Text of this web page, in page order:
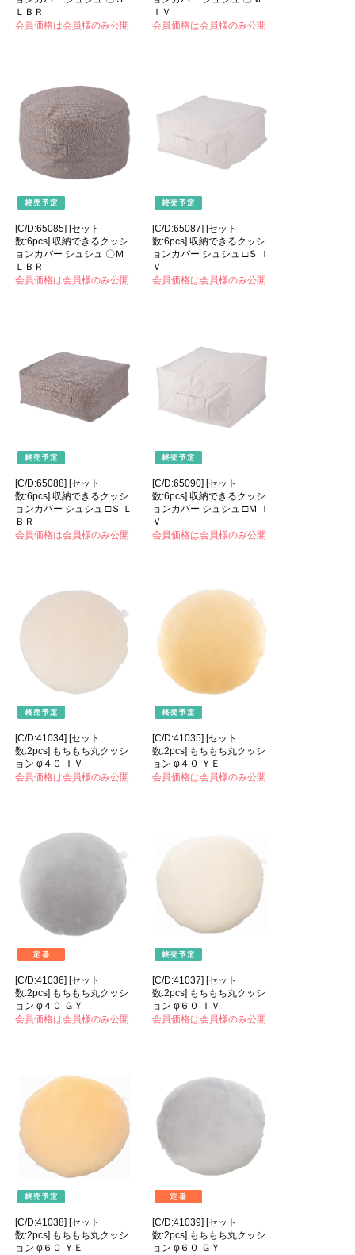
ＬＢＲ
会員価格は会員様のみ公開
ＩＶ
会員価格は会員様のみ公開
[C/D:65085] [セット
数:6pcs] 収納できるクッシ
ョンカバー シュシュ 〇Ｍ
ＬＢＲ
会員価格は会員様のみ公開
[C/D:65087] [セット
数:6pcs] 収納できるクッシ
ョンカバー シュシュ □Ｓ Ｉ
Ｖ
会員価格は会員様のみ公開
[C/D:65088] [セット
数:6pcs] 収納できるクッシ
ョンカバー シュシュ □Ｓ Ｌ
ＢＲ
会員価格は会員様のみ公開
[C/D:65090] [セット
数:6pcs] 収納できるクッシ
ョンカバー シュシュ □Ｍ Ｉ
Ｖ
会員価格は会員様のみ公開
[C/D:41034] [セット
数:2pcs] もちもち丸クッシ
ョン φ４０ ＩＶ
会員価格は会員様のみ公開
[C/D:41035] [セット
数:2pcs] もちもち丸クッシ
ョン φ４０ ＹＥ
会員価格は会員様のみ公開
[C/D:41036] [セット
数:2pcs] もちもち丸クッシ
ョン φ４０ ＧＹ
会員価格は会員様のみ公開
[C/D:41037] [セット
数:2pcs] もちもち丸クッシ
ョン φ６０ ＩＶ
会員価格は会員様のみ公開
[C/D:41038] [セット
数:2pcs] もちもち丸クッシ
ョン φ６０ ＹＥ
[C/D:41039] [セット
数:2pcs] もちもち丸クッシ
ョン φ６０ ＧＹ